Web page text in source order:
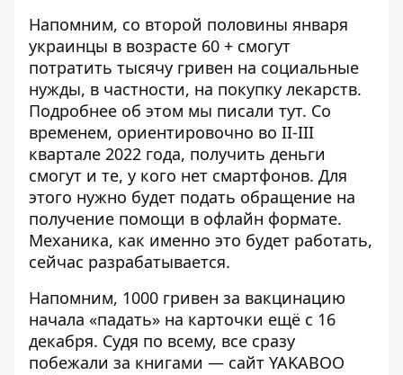
Напомним, со второй половины января
украинцы в возрасте 60 + смогут
потратить тысячу гривен на социальные
нужды, в частности, на покупку лекарств.
Подробнее об этом мы писали тут. Со
временем, ориентировочно во II-III
квартале 2022 года, получить деньги
смогут и те, у кого нет смартфонов. Для
этого нужно будет подать обращение на
получение помощи в офлайн формате.
Механика, как именно это будет работать,
сейчас разрабатывается.
Напомним, 1000 гривен за вакцинацию
начала «падать» на карточки ещё с 16
декабря. Судя по всему, все сразу
побежали за книгами — сайт YAKABOO